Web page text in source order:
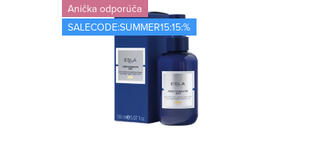
Anička odporúča
SALECODE:SUMMER15:15:%